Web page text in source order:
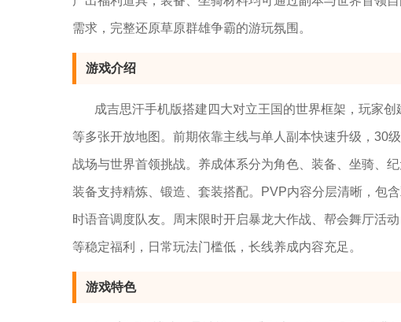
需求，完整还原草原群雄争霸的游玩氛围。
游戏介绍
成吉思汗手机版搭建四大对立王国的世界框架，玩家
等多张开放地图。前期依靠主线与单人副本快速升级，30
战场与世界首领挑战。养成体系分为角色、装备、坐骑、
装备支持精炼、锻造、套装搭配。PVP内容分层清晰，包
时语音调度队友。周末限时开启暴龙大作战、帮会舞厅活
等稳定福利，日常玩法门槛低，长线养成内容充足。
游戏特色